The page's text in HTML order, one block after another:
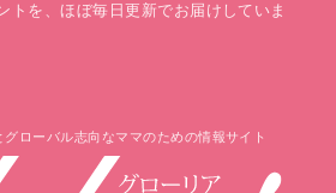
トを、ほぼ毎日更新でお届けしていま
グローバル志向なママのための情報サイト